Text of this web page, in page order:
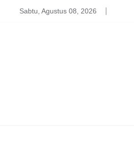
Akomodir Bantuan Korban
Sabtu, Agustus 08, 2026